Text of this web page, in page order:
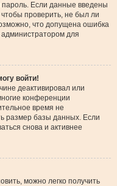
Если данные введены
проверить, не был ли
что допущена ошибка
для
войти!
деактивировал или
конференции
время не
размер базы данных. Если
снова и активнее
можно легко получить